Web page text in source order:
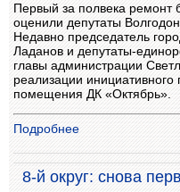
Первый за полвека ремонт
оценили депутаты
Недавно председатель
Ладанов и депутаты-
главы администрации
реализации инициативного
помещения ДК «Октябрь».
Подробнее
8-й округ: снова